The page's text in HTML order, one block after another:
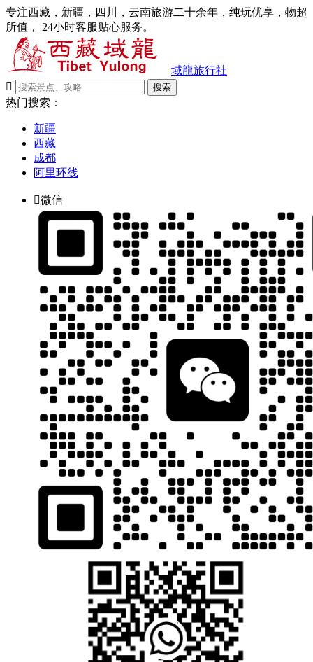
专注西藏，新疆，四川，云南旅游二十余年，纯玩优享，物超
所值， 24小时客服贴心服务。
域龍旅行社

搜索
热门搜索：
新疆
西藏
成都
阿里环线
微信